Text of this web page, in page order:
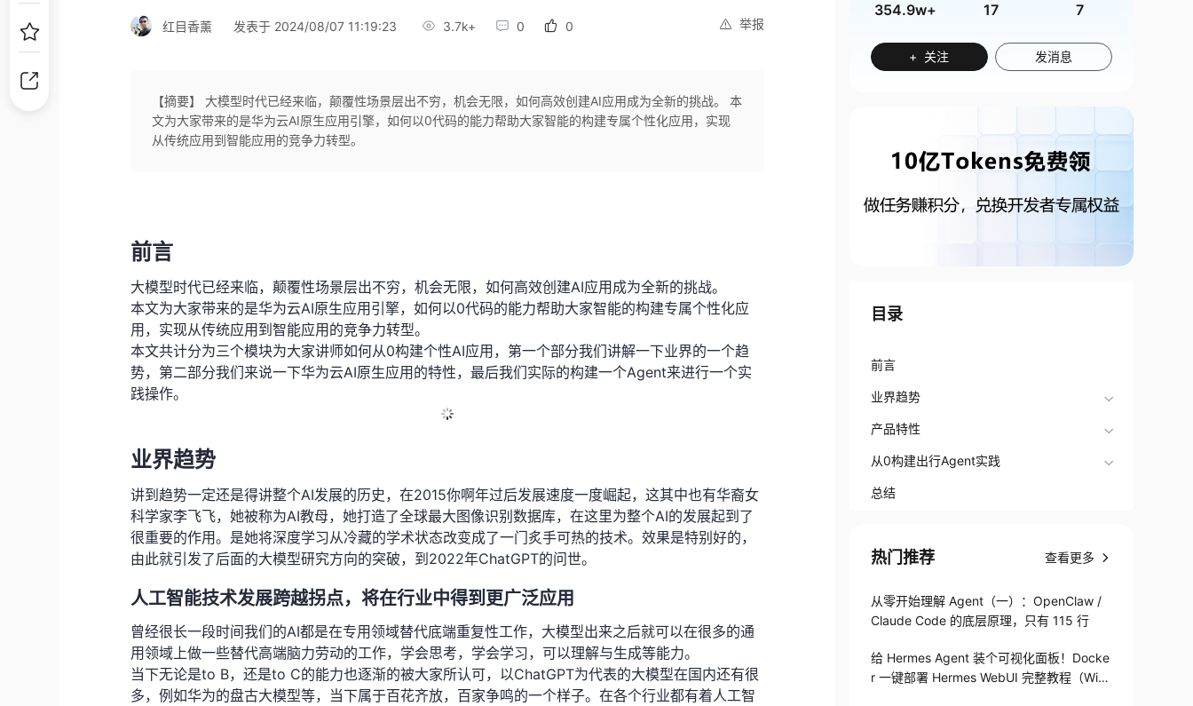
举报
红目香薰 发表于 2024/08/07 11:19:23 3.7k+ 0 0
【摘要】 大模型时代已经来临，颠覆性场景层出不穷，机会无限，如何高效创建AI应用成为全新的挑战。 本
文为大家带来的是华为云AI原生应用引擎，如何以0代码的能力帮助大家智能的构建专属个性化应用，实现
从传统应用到智能应用的竞争力转型。
前言
大模型时代已经来临，颠覆性场景层出不穷，机会无限，如何高效创建AI应用成为全新的挑战。
本文为大家带来的是华为云AI原生应用引擎，如何以0代码的能力帮助大家智能的构建专属个性化应
用，实现从传统应用到智能应用的竞争力转型。
本文共计分为三个模块为大家讲师如何从0构建个性AI应用，第一个部分我们讲解一下业界的一个趋
势，第二部分我们来说一下华为云AI原生应用的特性，最后我们实际的构建一个Agent来进行一个实
践操作。
业界趋势
讲到趋势一定还是得讲整个AI发展的历史，在2015你啊年过后发展速度一度崛起，这其中也有华裔女
科学家李飞飞，她被称为AI教母，她打造了全球最大图像识别数据库，在这里为整个AI的发展起到了
很重要的作用。是她将深度学习从冷藏的学术状态改变成了一门炙手可热的技术。效果是特别好的，
由此就引发了后面的大模型研究方向的突破，到2022年ChatGPT的问世。
人工智能技术发展跨越拐点，将在行业中得到更广泛应用
曾经很长一段时间我们的AI都是在专用领域替代底端重复性工作，大模型出来之后就可以在很多的通
用领域上做一些替代高端脑力劳动的工作，学会思考，学会学习，可以理解与生成等能力。
当下无论是to B，还是to C的能力也逐渐的被大家所认可，以ChatGPT为代表的大模型在国内还有很
多，例如华为的盘古大模型等，当下属于百花齐放，百家争鸣的一个样子。在各个行业都有着人工智
354.9w+ 17 7
+ 关注 发消息
目录
前言
业界趋势
产品特性
从0构建出行Agent实践
总结
热门推荐 查看更多
从零开始理解 Agent（一）：OpenClaw /
Claude Code 的底层原理，只有 115 行
给 Hermes Agent 装个可视化面板！Docke
r 一键部署 Hermes WebUI 完整教程（Win